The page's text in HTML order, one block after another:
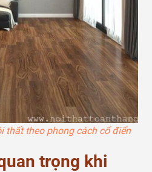
thất theo phong cách cổ điển
trọng khi